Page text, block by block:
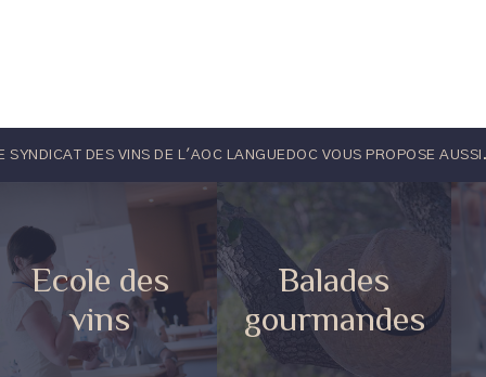
SYNDICAT DES VINS DE L'AOC LANGUEDOC VOUS PROPOSE
Ecole des
vins
Balades
gourmandes